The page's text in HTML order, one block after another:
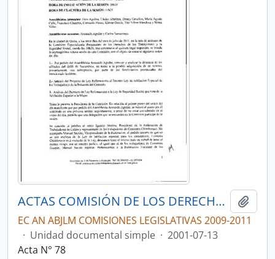
ACTAS COMISIÓN DE LOS DERECHOS DE LOS TRABAJADORES Y LA SEGURIDAD SOCIAL
EC AN ABJLM COMISIONES LEGISLATIVAS 2009-2011
· Unidad documental simple · 2001-07-13
Acta N° 78